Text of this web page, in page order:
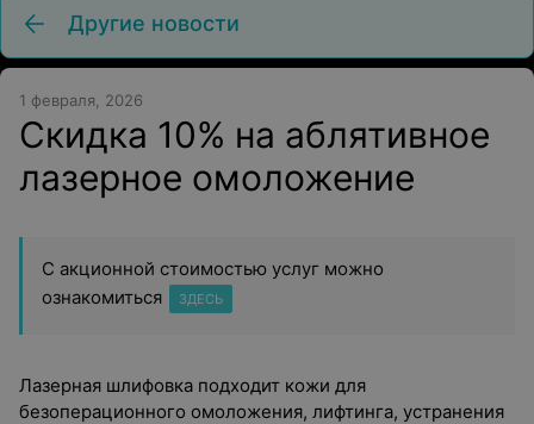
Другие новости
1 февраля, 2026
Скидка 10% на аблятивное
лазерное омоложение
С акционной стоимостью услуг можно
ознакомиться
ЗДЕСЬ
Лазерная шлифовка подходит кожи для
безоперационного омоложения, лифтинга, устранения